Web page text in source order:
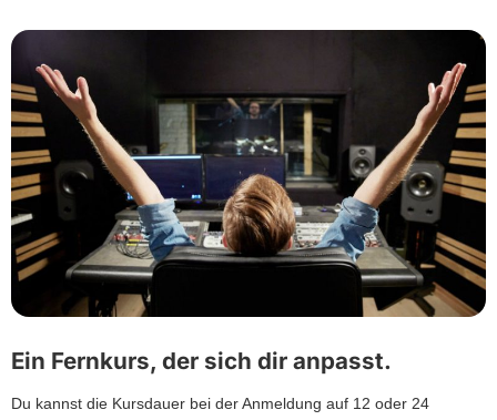
Ein Fernkurs, der sich dir anpasst.
Du kannst die Kursdauer bei der Anmeldung auf 12 oder 24